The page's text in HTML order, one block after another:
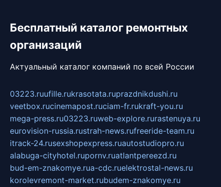
Бесплатный каталог ремонтных
организаций
Актуальный каталог компаний по всей России
03223.ruufille.rukrasotata.ruprazdnikdushi.ru
veetbox.rucinemapost.ruciam-fr.rukraft-you.ru
mega-press.ru03223.ruweb-explore.rurastenuya.ru
eurovision-russia.rustrah-news.rufreeride-team.ru
itrack-24.rusexshopexpress.ruautostudiopro.ru
alabuga-cityhotel.rupornv.ruatlantpereezd.ru
bud-em-znakomye.rua-cdc.ruelektrostal-news.ru
korolevremont-market.rubudem-znakomye.ru